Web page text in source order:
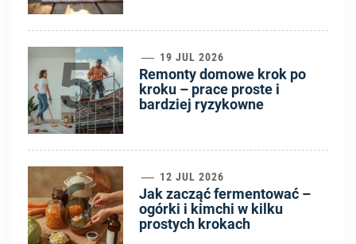
5
19 JUL 2026
Remonty domowe krok po
kroku – prace proste i
bardziej ryzykowne
6 12 JUL 2026
Jak zacząć fermentować –
ogórki i kimchi w kilku
prostych krokach